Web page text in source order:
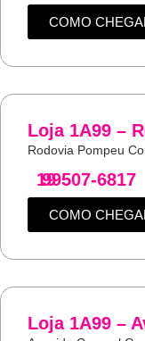
COMO
Loja 1A99 –
Rodovia Pompeu
19
99507-6817
COMO
Loja 1A99 –